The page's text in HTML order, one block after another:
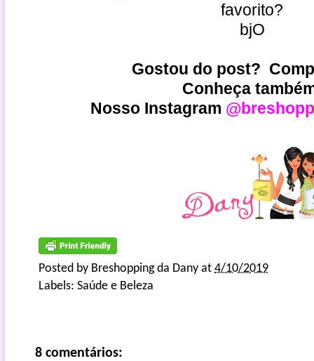
favorito?
bjO
Gostou do post?
Conheça
Nosso Instagram
Posted by Breshopping da Dany at 4/10/2019
Labels: Saúde e Beleza
8 comentários: